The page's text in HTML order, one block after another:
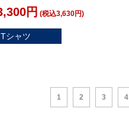
Tシャツ
円 (税込3,630円)
1 2 3 4